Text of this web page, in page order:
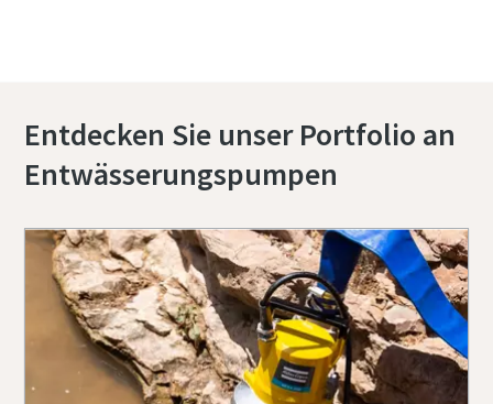
Entdecken Sie unser Portfolio an
Entwässerungspumpen